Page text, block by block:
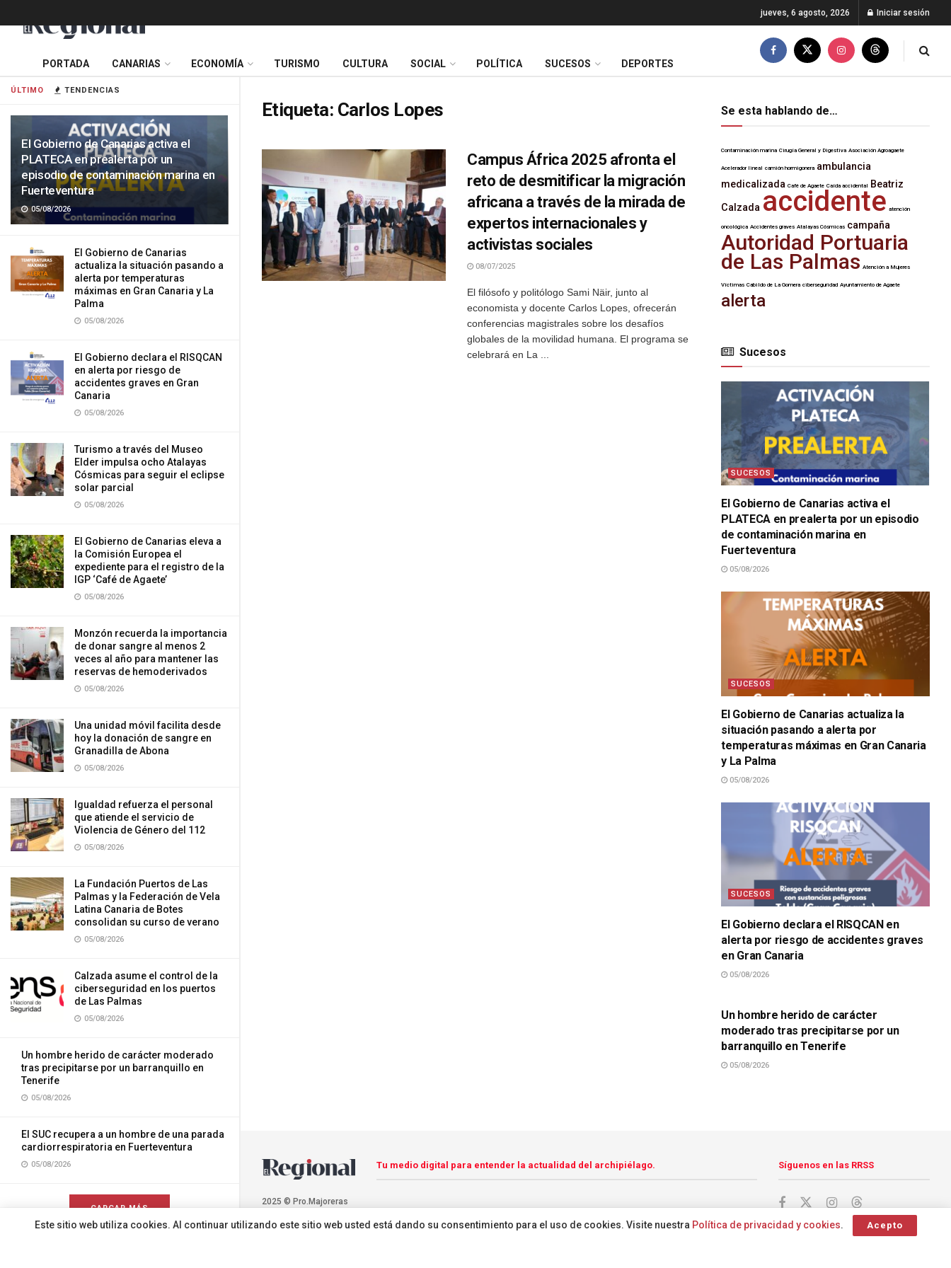
ÚLTIMO TENDENCIAS
El Gobierno de Canarias activa el
PLATECA en prealerta por un
episodio de contaminación marina en
Fuerteventura
05/08/2026
El Gobierno de Canarias
actualiza la situación pasando a
alerta por temperaturas
máximas en Gran Canaria y La
Palma
05/08/2026
El Gobierno declara el RISQCAN
en alerta por riesgo de
accidentes graves en Gran
Canaria
05/08/2026
Turismo a través del Museo
Elder impulsa ocho Atalayas
Cósmicas para seguir el eclipse
solar parcial
05/08/2026
El Gobierno de Canarias eleva a
la Comisión Europea el
expediente para el registro de la
IGP ‘Café de Agaete’
05/08/2026
Monzón recuerda la importancia
de donar sangre al menos 2
veces al año para mantener las
reservas de hemoderivados
05/08/2026
Una unidad móvil facilita desde
hoy la donación de sangre en
Granadilla de Abona
05/08/2026
Igualdad refuerza el personal
que atiende el servicio de
Violencia de Género del 112
05/08/2026
La Fundación Puertos de Las
Palmas y la Federación de Vela
Latina Canaria de Botes
consolidan su curso de verano
05/08/2026
Calzada asume el control de la
ciberseguridad en los puertos
de Las Palmas
05/08/2026
Un hombre herido de carácter moderado
tras precipitarse por un barranquillo en
Tenerife
05/08/2026
El SUC recupera a un hombre de una parada
cardiorrespiratoria en Fuerteventura
05/08/2026
CARGAR MÁS
jueves, 6 agosto, 2026 Iniciar sesión
PORTADA CANARIAS ECONOMÍA TURISMO CULTURA SOCIAL POLÍTICA SUCESOS DEPORTES
Etiqueta: Carlos Lopes
Campus África 2025 afronta el
reto de desmitificar la migración
africana a través de la mirada de
expertos internacionales y
activistas sociales
08/07/2025
El filósofo y politólogo Sami Näir, junto al
economista y docente Carlos Lopes, ofrecerán
conferencias magistrales sobre los desafíos
globales de la movilidad humana. El programa se
celebrará en La ...
Se esta hablando de…
Contaminación marina Cirugía General y Digestiva Asociación Agroagaete
Acelerador lineal camión hormigonera ambulancia
medicalizada Café de Agaete Caída accidental
Beatriz
Calzada accidente atención
oncológica Accidentes graves Atalayas Cósmicas campaña
Autoridad Portuaria
de Las Palmas Atención a Mujeres
Víctimas Cabildo de La Gomera ciberseguridad Ayuntamiento de Agaete
alerta
Sucesos
SUCESOS
El Gobierno de Canarias activa el
PLATECA en prealerta por un episodio
de contaminación marina en
Fuerteventura
05/08/2026
SUCESOS
El Gobierno de Canarias actualiza la
situación pasando a alerta por
temperaturas máximas en Gran Canaria
y La Palma
05/08/2026
SUCESOS
El Gobierno declara el RISQCAN en
alerta por riesgo de accidentes graves
en Gran Canaria
05/08/2026
Un hombre herido de carácter
moderado tras precipitarse por un
barranquillo en Tenerife
05/08/2026
2025 © Pro.Majoreras
Tu medio digital para entender la actualidad del archipiélago. Síguenos en las RRSS
Este sitio web utiliza cookies. Al continuar utilizando este sitio web usted está dando su consentimiento para el uso de cookies. Visite nuestra Política de privacidad y cookies. Acepto